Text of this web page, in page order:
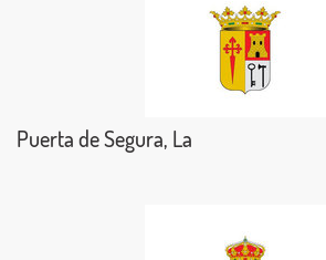
Puerta de Segura, La